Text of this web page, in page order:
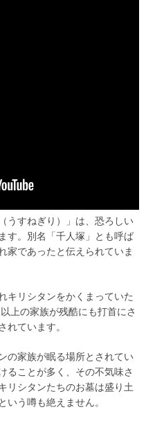
うすねぎり）」は、恐ろしい
す。別名「千人塚」とも呼ば
家であったと伝えられていま
キリシタンをかくまっていた
上の家族が残酷にも打首にさ
れています。
の家族が眠る場所とされてい
ることが多く、その不気味さ
リシタンたちのお墓は盛り土
いう噂も絶えません。